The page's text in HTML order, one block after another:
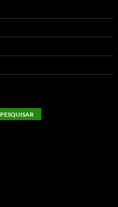
PESQUISAR